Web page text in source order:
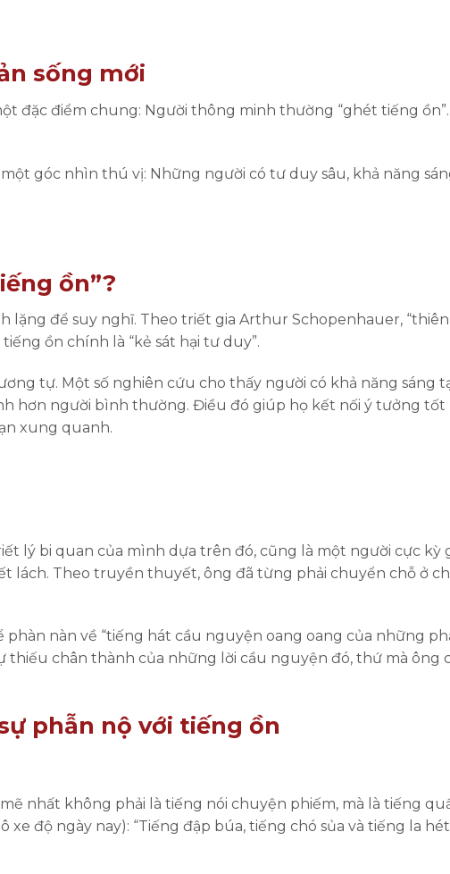
sống mới
đặc điểm chung: Người thông minh thường “ghét tiếng
góc nhìn thú vị: Những người có tư duy sâu, khả năng
ồn”?
để suy nghĩ. Theo triết gia Arthur Schopenhauer,
ồn chính là “kẻ sát hại tư duy”.
tự. Một số nghiên cứu cho thấy người có khả năng sáng
hơn người bình thường. Điều đó giúp họ kết nối ý tưởng
xung quanh.
lý bi quan của mình dựa trên đó, cũng là một người cực kỳ
lách. Theo truyền thuyết, ông đã từng phải chuyển chỗ ở
nàn về “tiếng hát cầu nguyện oang oang của những
thiếu chân thành của những lời cầu nguyện đó, thứ mà ông
phẫn nộ với tiếng ồn
nhất không phải là tiếng nói chuyện phiếm, mà là tiếng
độ ngày nay): “Tiếng đập búa, tiếng chó sủa và tiếng la